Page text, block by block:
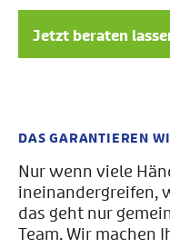
Jetzt beraten
DAS GARANTIEREN
Nur wenn viele
ineinandergreifen,
das geht nur
Team. Wir machen